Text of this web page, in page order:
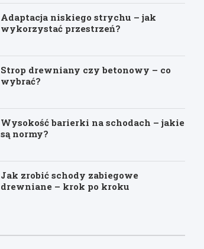
Adaptacja niskiego strychu – jak
wykorzystać przestrzeń?
Strop drewniany czy betonowy – co
wybrać?
Wysokość barierki na schodach – jakie
są normy?
Jak zrobić schody zabiegowe
drewniane – krok po kroku